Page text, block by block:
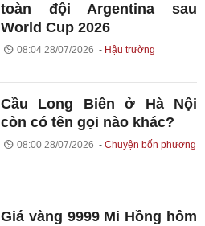
toàn đội Argentina sau
World Cup 2026
08:04 28/07/2026 Hậu trường
Cầu Long Biên ở Hà Nội
còn có tên gọi nào khác?
08:00 28/07/2026 Chuyện bốn phương
Giá vàng 9999 Mi Hồng hôm